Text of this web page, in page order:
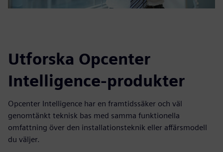
Utforska Opcenter
Intelligence-produkter
Opcenter Intelligence har en framtidssäker och väl
genomtänkt teknisk bas med samma funktionella
omfattning över den installationsteknik eller affärsmodell
du väljer.